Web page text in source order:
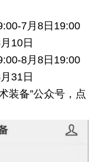
7月8日19:00
10日
8月8日19:00
31日
装备”公众号，点